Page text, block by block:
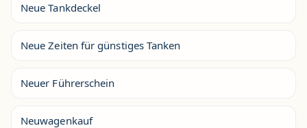
Neue Tankdeckel
Neue Zeiten für günstiges Tanken
Neuer Führerschein
Neuwagenkauf